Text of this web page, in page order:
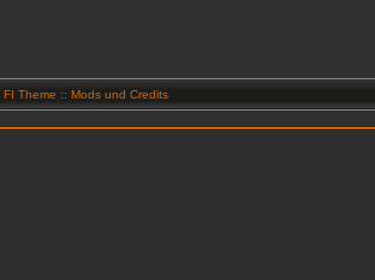
FI Theme :: Mods und Credits